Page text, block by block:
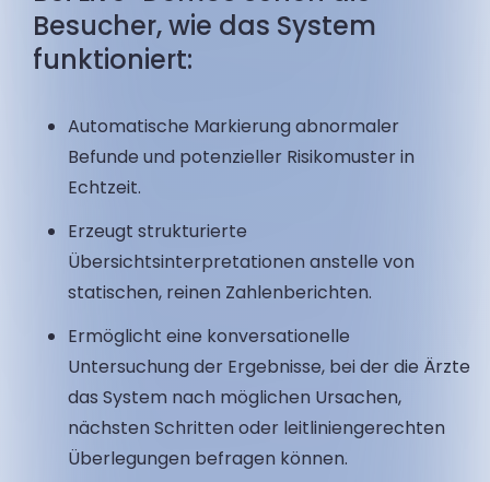
Besucher, wie das System
funktioniert:
Automatische Markierung abnormaler
Befunde und potenzieller Risikomuster in
Echtzeit.
Erzeugt strukturierte
Übersichtsinterpretationen anstelle von
statischen, reinen Zahlenberichten.
Ermöglicht eine konversationelle
Untersuchung der Ergebnisse, bei der die Ärzte
das System nach möglichen Ursachen,
nächsten Schritten oder leitliniengerechten
Überlegungen befragen können.